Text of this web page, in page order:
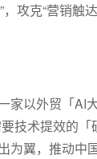
攻克“营销触
家以外贸「AI
技术提效的
为翼，推动中